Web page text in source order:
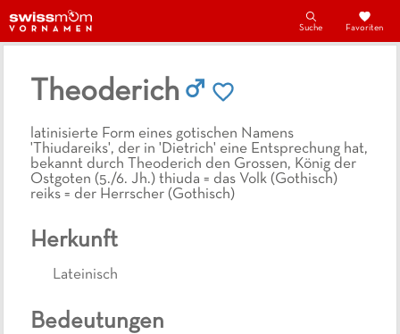
Suche Favoriten
Theoderich
latinisierte Form eines gotischen Namens
'Thiudareiks', der in 'Dietrich' eine Entsprechung hat,
bekannt durch Theoderich den Grossen, König der
Ostgoten (5./6. Jh.) thiuda = das Volk (Gothisch)
reiks = der Herrscher (Gothisch)
Herkunft
Lateinisch
Bedeutungen